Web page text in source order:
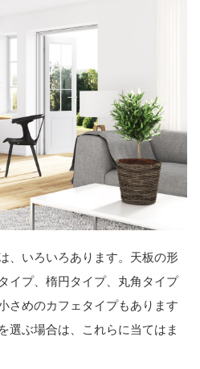
、いろいろあります。天板の形
イプ、楕円タイプ、丸角タイプ
さめのカフェタイプもあります
選ぶ場合は、これらに当てはま